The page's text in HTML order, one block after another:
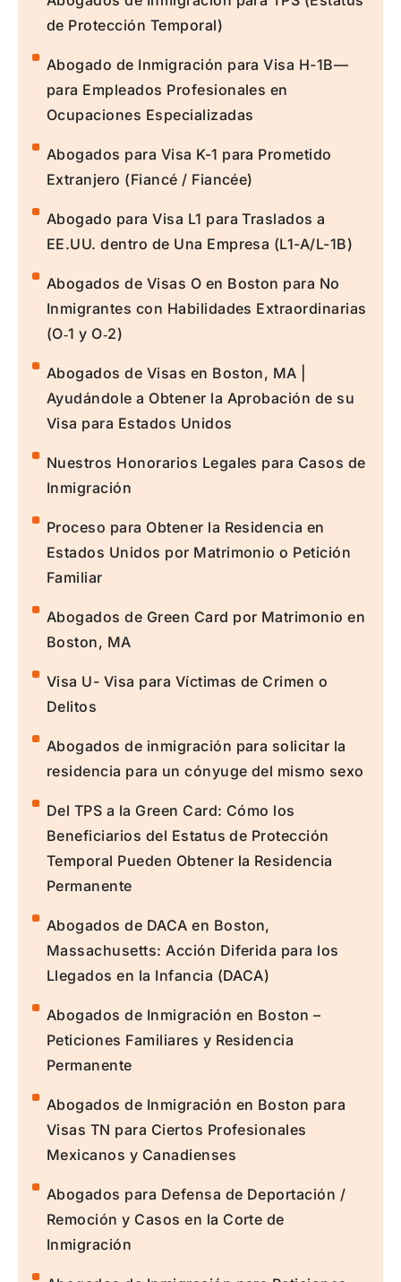
de Protección Temporal)
Abogado de Inmigración para Visa H-1B—
para Empleados Profesionales en
Ocupaciones Especializadas
Abogados para Visa K-1 para Prometido
Extranjero (Fiancé / Fiancée)
Abogado para Visa L1 para Traslados a
EE.UU. dentro de Una Empresa (L1-A/L-1B)
Abogados de Visas O en Boston para No
Inmigrantes con Habilidades Extraordinarias
(O‑1 y O‑2)
Abogados de Visas en Boston, MA |
Ayudándole a Obtener la Aprobación de su
Visa para Estados Unidos
Nuestros Honorarios Legales para Casos de
Inmigración
Proceso para Obtener la Residencia en
Estados Unidos por Matrimonio o Petición
Familiar
Abogados de Green Card por Matrimonio en
Boston, MA
Visa U- Visa para Víctimas de Crimen o
Delitos
Abogados de inmigración para solicitar la
residencia para un cónyuge del mismo sexo
Del TPS a la Green Card: Cómo los
Beneficiarios del Estatus de Protección
Temporal Pueden Obtener la Residencia
Permanente
Abogados de DACA en Boston,
Massachusetts: Acción Diferida para los
Llegados en la Infancia (DACA)
Abogados de Inmigración en Boston –
Peticiones Familiares y Residencia
Permanente
Abogados de Inmigración en Boston para
Visas TN para Ciertos Profesionales
Mexicanos y Canadienses
Abogados para Defensa de Deportación /
Remoción y Casos en la Corte de
Inmigración